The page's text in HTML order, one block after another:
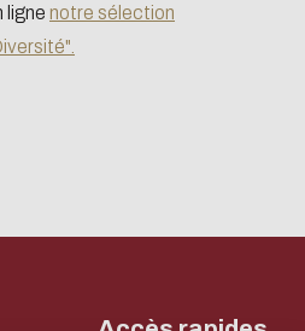
ça
ligne notre sélection